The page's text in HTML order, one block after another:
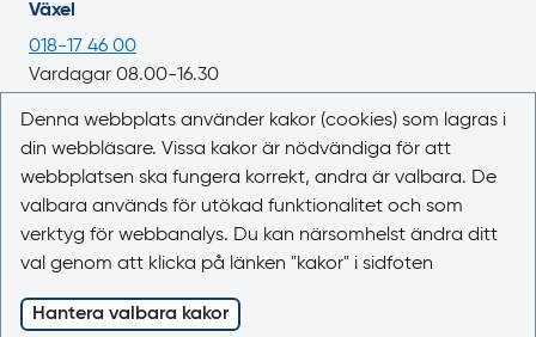
Växel
018-17 46 00
Vardagar 08.00-16.30
E-post
registrator@lakemedelsverket.se
Om webbplatsen
Om Läkemedelsboken
Kontakta oss
Kakor (cookies)
Tillgänglighet
Denna webbplats använder kakor (cookies) som lagras i
din webbläsare. Vissa kakor är nödvändiga för att
webbplatsen ska fungera korrekt, andra är valbara. De
valbara används för utökad funktionalitet och som
verktyg för webbanalys. Du kan närsomhelst ändra ditt
val genom att klicka på länken "kakor" i sidfoten
Hantera valbara kakor